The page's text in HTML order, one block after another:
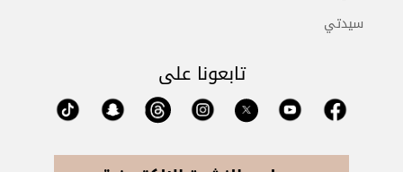
سيدتي
تابعونا على